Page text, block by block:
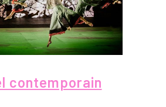
contemporain